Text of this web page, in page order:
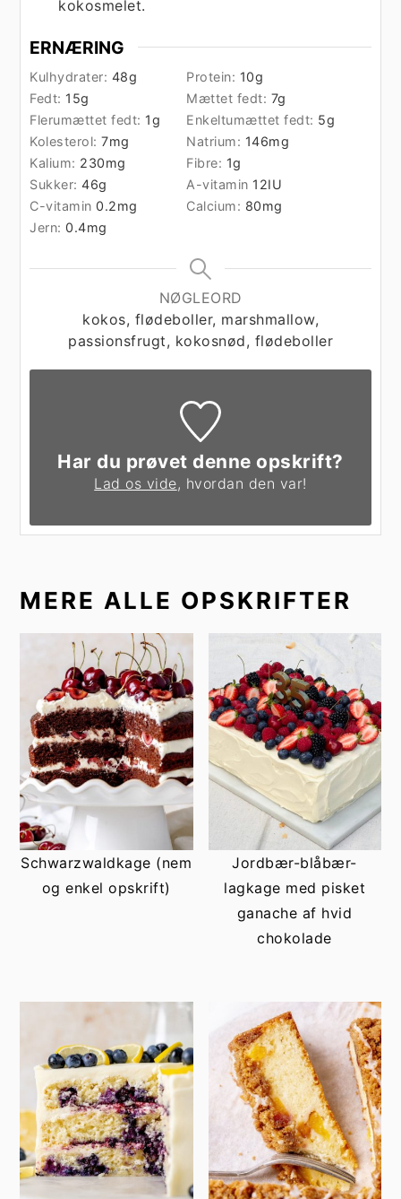
kokosmelet.
ERNÆRING
Kulhydrater: 48g Protein: 10g
Fedt: 15g Mættet fedt: 7g
Flerumættet fedt: 1g Enkeltumættet fedt: 5g
Kolesterol:7mg Natrium: 146mg
Kalium: 230mg Fibre: 1g
Sukker:46g A-vitamin 12IU
C-vitamin0.2mg Calcium: 80mg
Jern:0.4mg
NØGLEORD
kokos, flødeboller, marshmallow,
passionsfrugt, kokosnød, flødeboller
Har du prøvet denne opskrift?
Lad os vide, hvordan den var!
MERE ALLE OPSKRIFTER
Schwarzwaldkage (nem
og enkel opskrift)
Jordbær-blåbær-
lagkage med pisket
ganache af hvid
chokolade